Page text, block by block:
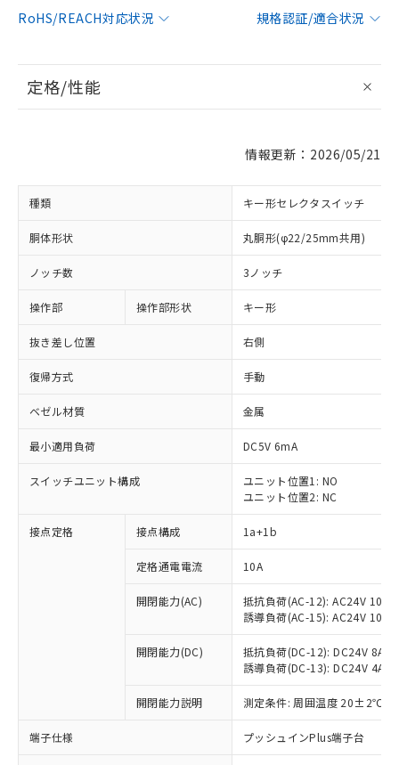
RoHS/REACH対応状況
規格認証/適合状況
定格/性能
情報更新：2026/05/21
種類 キー形セレクタスイッチ
胴体形状 丸胴形(φ22/25mm共用)
ノッチ数 3ノッチ
操作部 操作部形状 キー形
抜き差し位置 右側
復帰方式 手動
ベゼル材質 金属
最小適用負荷 DC5V 6mA
スイッチユニット構成
ユニット位置1: NO
ユニット位置2: NC
接点定格 接点構成 1a+1b
定格通電電流 10A
開閉能力(AC)
抵抗負荷(AC-12): AC24V 10A/
誘導負荷(AC-15): AC24V
開閉能力(DC)
抵抗負荷(DC-12): DC24V 8A/
誘導負荷(DC-13): DC24V 4A/
開閉能力説明 測定条件: 周囲温度 20±2℃、
端子仕様 プッシュインPlus端子台
※1 対応状況
対応済み：EU RoHS指令（10物質）の
非含有に対応した製品が提供可能な商品で